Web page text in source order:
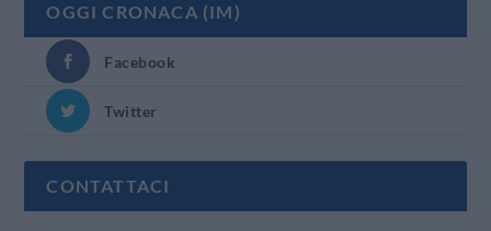
OGGI CRONACA (IM)
Facebook
Twitter
CONTATTACI